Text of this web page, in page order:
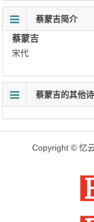
蔡蒙吉简介
蔡蒙吉
宋代
蔡蒙吉的其他
Copyright © 忆